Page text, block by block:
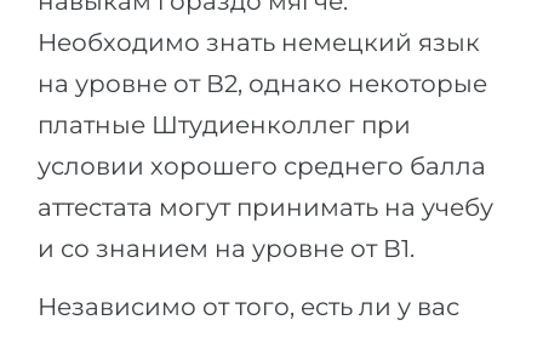
Необходимо знать немецкий язык
на уровне от В2, однако некоторые
платные Штудиенколлег при
условии хорошего среднего балла
аттестата могут принимать на учебу
и со знанием на уровне от В1.
Независимо от того, есть ли у вас